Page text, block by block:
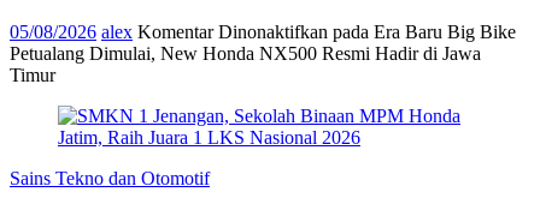
05/08/2026 alex Komentar Dinonaktifkan pada Era Baru Big Bike
Petualang Dimulai, New Honda NX500 Resmi Hadir di Jawa
Timur
Sains Tekno dan Otomotif